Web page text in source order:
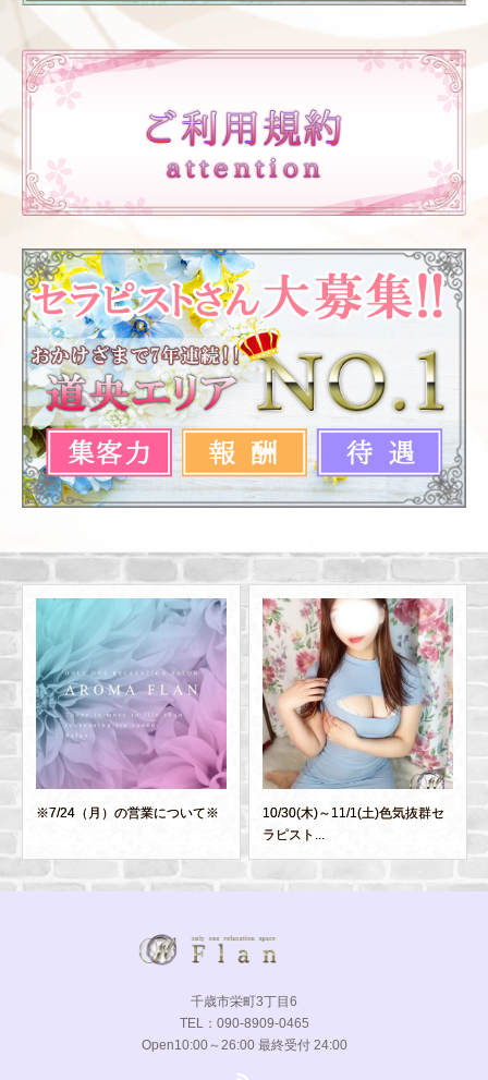
※7/24（月）の営業について※
10/30(木)～11/1(土)色気抜群セ
ラピスト...
千歳市栄町3丁目6
TEL：090-8909-0465
Open10:00～26:00 最終受付 24:00